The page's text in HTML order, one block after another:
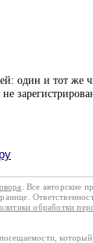
один и тот же
. Все авторские
обработки